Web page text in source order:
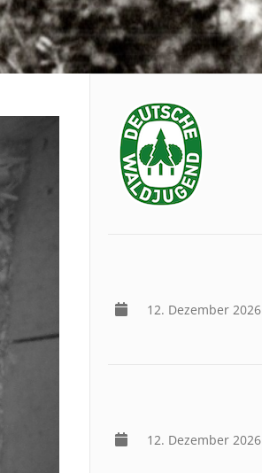
12. Dezember 2026
12. Dezember 2026